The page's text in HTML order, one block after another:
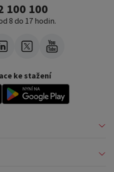
100 100
8 do 17 hodin.
ke stažení